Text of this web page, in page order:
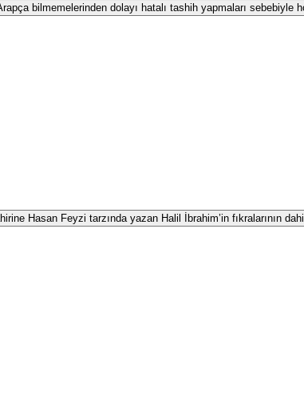
bilmemelerinden dolayı hatalı tashih yapmaları
Hasan Feyzi tarzında yazan Halil İbrahim’in fıkralarının